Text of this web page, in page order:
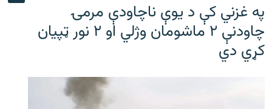
په غزني کې د یوې ناچاودې مرمۍ
چاودنې ۲ ماشومان وژلي او ۲ نور ټپیان
کړي دي